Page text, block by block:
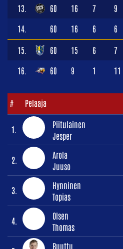
13. 60 16 7 9
14. 60 16 6 6
15. 60 15 6 7
16. 60 9 1 11
# Pelaaja
1.
Piitulainen
Jesper
2.
Arola
Juuso
3.
Hynninen
Topias
4.
Olsen
Thomas
Ruuttu